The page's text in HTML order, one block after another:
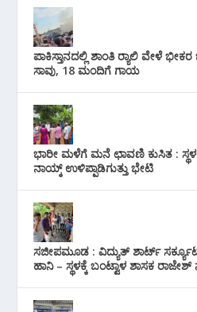
ಪಾಕಿಸ್ತಾನದಲ್ಲಿ ಶಾಂತಿ ರ‍್ಯಾಲಿ ವೇಳೆ
ಸಾವು, 18 ಮಂದಿಗೆ ಗಾಯ
ಭಾರೀ ಮಳೆಗೆ ಮನೆ ಛಾವಣಿ ಕುಸಿತ :
ನಾಯ್ಕ್ ಉಳಿಪ್ಪಾಡಿಗುತ್ತು ಭೇಟಿ
ಸಜೀಪಮೂಡ : ವಿದ್ಯುತ್ ಶಾರ್ಟ್
ಹಾನಿ – ಸ್ಥಳಕ್ಕೆ ಬಂಟ್ವಾಳ ಶಾಸಕ